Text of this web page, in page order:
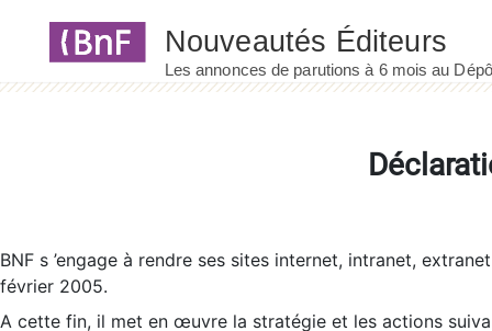
BNF s ’engage à rendre ses sites internet, intranet,
février 2005.
A cette fin, il met en œuvre la stratégie et les actions